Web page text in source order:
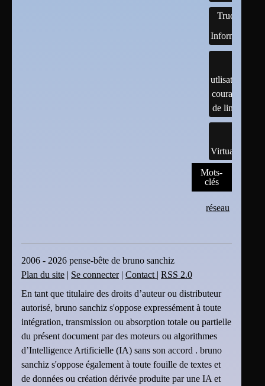
Trucs
Informatiques
utlisation
courante
de linux
Virtualisation
Mots-
clés
réseau
2006 - 2026 pense-bête de bruno sanchiz
Plan du site | Se connecter| Contact | RSS 2.0
En tant que titulaire des droits d’auteur ou distributeur
autorisé, bruno sanchiz s'oppose expressément à toute
intégration, transmission ou absorption totale ou partielle
du présent document par des moteurs ou algorithmes
d’Intelligence Artificielle (IA) sans son accord . bruno
sanchiz s'oppose également à toute fouille de textes et
de données ou création dérivée produite par une IA et